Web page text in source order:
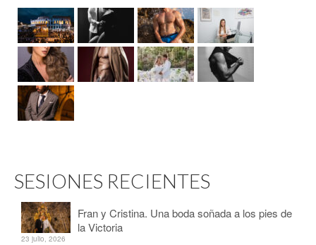
SESIONES RECIENTES
Fran y Cristina. Una boda soñada a los pies de
la Victoria
23 julio, 2026